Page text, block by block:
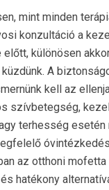
mint minden
konzultáció a
különösen
A
kell az
szívbetegség,
terhesség esetén
az otthoni
hatékony